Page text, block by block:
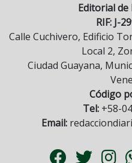
Editorial de
RIF: J-
Calle Cuchivero, Edificio
Local 2,
Ciudad Guayana,
Código
Tel:+58-
Email: